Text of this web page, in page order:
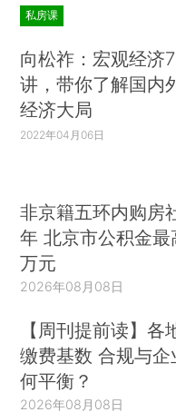
私房课
向松祚：宏观经济
讲，带你了解国内
经济大局
2022年04月06日
非京籍五环内购房
年 北京市公积金
万元
2026年08月08日
【周刊提前读】各
缴费基数 合规与企
何平衡？
2026年08月08日